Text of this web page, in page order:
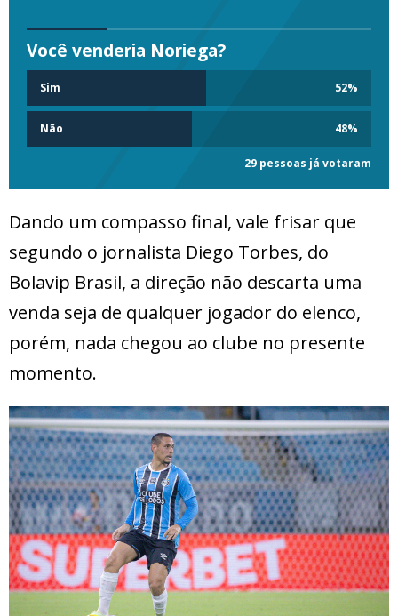
Você venderia Noriega?
Sim 52%
Não 48%
29 pessoas já votaram
Dando um compasso final, vale frisar que
segundo o jornalista Diego Torbes, do
Bolavip Brasil, a direção não descarta uma
venda seja de qualquer jogador do elenco,
porém, nada chegou ao clube no presente
momento.